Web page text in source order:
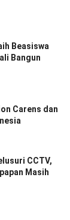
Beasiswa
Bangun
Carens dan
CCTV,
Masih